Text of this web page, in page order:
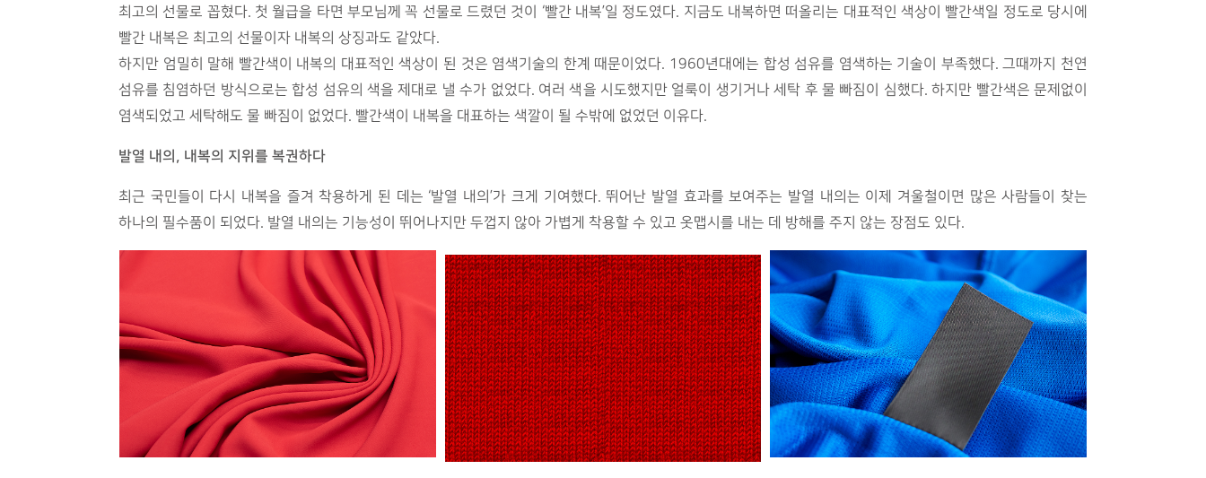
최고의 선물로 꼽혔다. 첫 월급을 타면 부모님께 꼭 선물로 드렸던 것이 ‘빨간 내복’일 정도였다. 지금도 내복하면 떠올리는 대표적인 색상이 빨간색일 정도로 당시에
빨간 내복은 최고의 선물이자 내복의 상징과도 같았다.
하지만 엄밀히 말해 빨간색이 내복의 대표적인 색상이 된 것은 염색기술의 한계 때문이었다. 1960년대에는 합성 섬유를 염색하는 기술이 부족했다. 그때까지 천연
섬유를 침염하던 방식으로는 합성 섬유의 색을 제대로 낼 수가 없었다. 여러 색을 시도했지만 얼룩이 생기거나 세탁 후 물 빠짐이 심했다. 하지만 빨간색은 문제없이
염색되었고 세탁해도 물 빠짐이 없었다. 빨간색이 내복을 대표하는 색깔이 될 수밖에 없었던 이유다.
발열 내의 , 내복의 지위를 복권하다
최근 국민들이 다시 내복을 즐겨 착용하게 된 데는 ‘발열 내의’가 크게 기여했다. 뛰어난 발열 효과를 보여주는 발열 내의는 이제 겨울철이면 많은 사람들이 찾는
하나의 필수품이 되었다. 발열 내의는 기능성이 뛰어나지만 두껍지 않아 가볍게 착용할 수 있고 옷맵시를 내는 데 방해를 주지 않는 장점도 있다.